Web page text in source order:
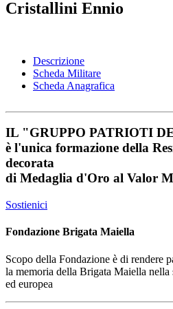
Cristallini Ennio
Descrizione
Scheda Militare
Scheda Anagrafica
IL "GRUPPO PATRIOTI
è l'unica formazione della
decorata
di Medaglia d'Oro al Valor
Sostienici
Fondazione Brigata Maiella
Scopo della Fondazione è di rendere
la memoria della Brigata Maiella nella
ed europea